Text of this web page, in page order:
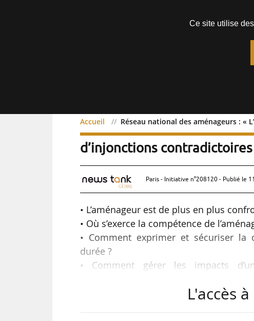
Accueil Réseau national des aménageurs : «
Réseau national des
d’injonctions
Paris - Initiative n°208120 - Publié le
• L’aménageur est de plus en plus
• Où s’exerce la compétence de
• Comment exprimer et sécuriser
durée ?
• Comment gérer les impacts
• Comment gérer les transitions de la
L'accès
Ce site utilise